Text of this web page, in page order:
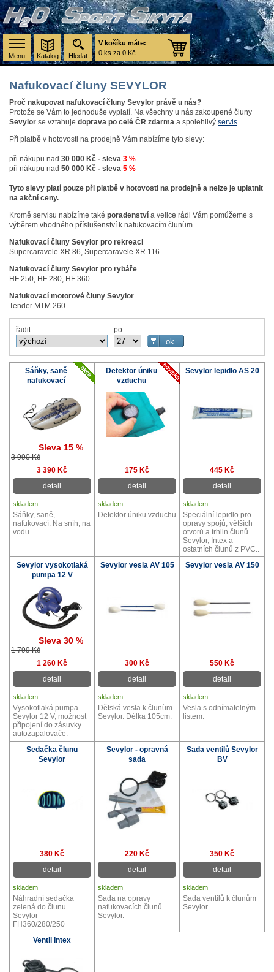
Menu
V košíku máte:
0 ks za 0 Kč
Hledat
Nafukovací čluny SEVYLOR
Proč nakupovat nafukovací čluny Sevylor právě u nás?
Protože se Vám to jednoduše vyplatí. Na všechny u nás zakoupené čluny
Sevylor se vztahuje doprava po celé ČR zdarma a spolehlivý servis
Při platbě v hotovosti na prodejně Vám nabízíme tyto slevy:
při nákupu nad 30 000 Kč - sleva 3 %
při nákupu nad 50 000 Kč - sleva 5 %
Tyto slevy platí pouze při platbě v hotovosti na prodejně a nelze je uplatnit
na akční ceny.
Kromě servisu nabízíme také poradenství a velice rádi Vám pomůžeme s
výběrem vhodného příslušenství k nafukovacím člunům.
Nafukovací čluny Sevylor pro rekreaci
Supercaravele XR 86, Supercaravele XR 116
Nafukovací čluny Sevylor pro rybáře
HF 250, HF 280, HF 360
Nafukovací motorové čluny Sevylor
Tender MTM 260
řadit po
Sáňky, saně
nafukovací
Detektor úniku
vzduchu
Sevylor lepidlo AS 20
Sleva 15 %
3 990 Kč
3 390 Kč
detail
175 Kč
detail
445 Kč
detail
skladem skladem skladem
Sáňky, saně,
nafukovací. Na sníh, na
vodu.
Detektor úniku vzduchu
Speciální lepidlo pro
opravy spojů, větších
otvorů a trhlin člunů
Sevylor, Intex a
ostatních člunů z PVC..
Sevylor vysokotlaká
pumpa 12 V
Sevylor vesla AV 105 Sevylor vesla AV 150
Sleva 30 %
1 799 Kč
1 260 Kč
detail
300 Kč
detail
550 Kč
detail
skladem skladem skladem
Vysokotlaká pumpa
Sevylor 12 V, možnost
připojení do zásuvky
autozapalovače.
Dětská vesla k člunům
Sevylor. Délka 105cm.
Vesla s odnímatelným
listem.
Sedačka člunu
Sevylor
Sevylor - opravná
sada
Sada ventilů Sevylor
BV
380 Kč
detail
220 Kč
detail
350 Kč
detail
skladem skladem skladem
Náhradní sedačka
zelená do člunu
Sevylor
FH360/280/250
Sada na opravy
nafukovacích člunů
Sevylor.
Sada ventilů k člunům
Sevylor.
Ventil Intex
Katalog